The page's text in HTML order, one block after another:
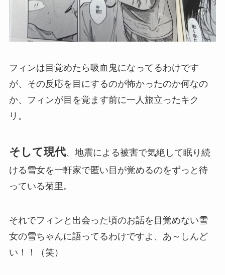
フィンは目覚めたら吸血鬼になってるわけです
が、その反応を目にするのが怖かったのか何なの
か、フィンが目を覚ます前に一人旅立ったキク
リ。
そして現代、地震による被害で気絶して眠り続
ける雪女を一軒家で匿い目が覚めるのをずっと待
っている菊里。
それでフィンと出会った頃のお話を目覚めない雪
女の雪ちゃんに語ってるわけですよ、あ～しんど
い！！（笑）